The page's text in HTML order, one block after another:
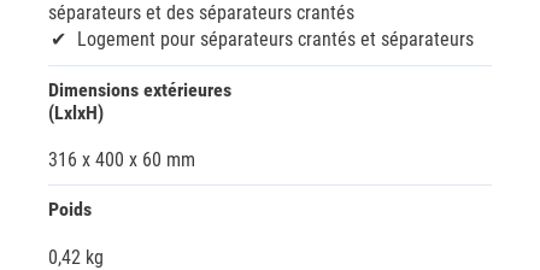
séparateurs et des séparateurs crantés
Logement pour séparateurs crantés et séparateurs
Dimensions extérieures
(LxlxH)
316 x 400 x 60 mm
Poids
0,42 kg